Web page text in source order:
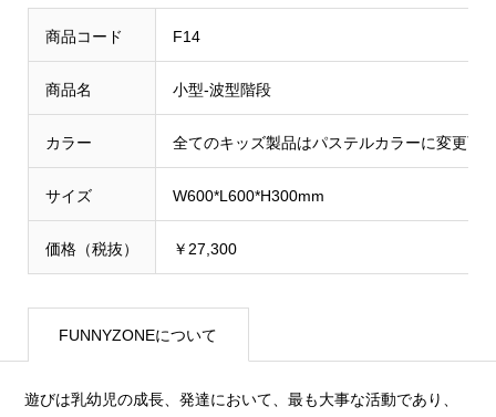
商品コード F14
商品名 小型-波型階段
カラー 全てのキッズ製品はパステルカラーに変更可
サイズ W600*L600*H300mm
価格（税抜） ￥27,300
FUNNYZONEについて
遊びは乳幼児の成長、発達において、最も大事な活動であり、